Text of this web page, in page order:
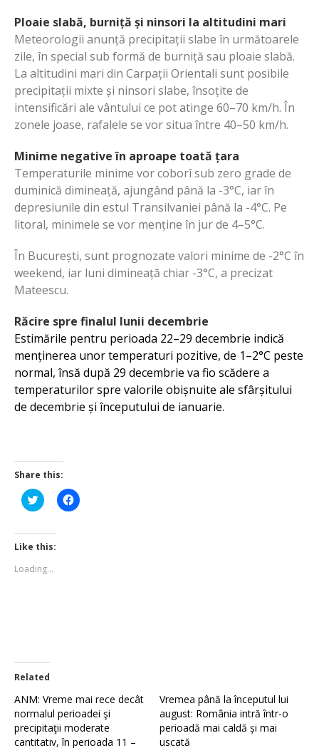
Ploaie slabă, burniță și ninsori la altitudini mari
Meteorologii anunță precipitații slabe în următoarele
zile, în special sub formă de burniță sau ploaie slabă.
La altitudini mari din Carpații Orientali sunt posibile
precipitații mixte și ninsori slabe, însoțite de
intensificări ale vântului ce pot atinge 60–70 km/h. În
zonele joase, rafalele se vor situa între 40–50 km/h.
Minime negative în aproape toată țara
Temperaturile minime vor coborî sub zero grade de
duminică dimineață, ajungând până la -3°C, iar în
depresiunile din estul Transilvaniei până la -4°C. Pe
litoral, minimele se vor menține în jur de 4–5°C.
În București, sunt prognozate valori minime de -2°C în
weekend, iar luni dimineață chiar -3°C, a precizat
Mateescu.
Răcire spre finalul lunii decembrie
Estimările pentru perioada 22–29 decembrie indică
menținerea unor temperaturi pozitive, de 1–2°C peste
normal, însă după 29 decembrie va fio scădere a
temperaturilor spre valorile obișnuite ale sfârșitului
de decembrie și începutului de ianuarie.
Share this:
Click
to
Twitter
(Opens
in
window)
Click
to
Like this:
Loading...
Related
ANM: Vreme mai rece decât
normalul perioadei şi
precipitaţii moderate
cantitativ, în perioada 11 –
Vremea până la începutul lui
august: România intră într-o
perioadă mai caldă și mai
uscată